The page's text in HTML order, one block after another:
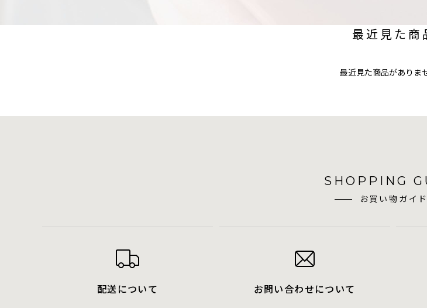
最近見た商
最近見た商品がありま
SHOPPING
お買い物ガイド
配送について お問い合わせについて